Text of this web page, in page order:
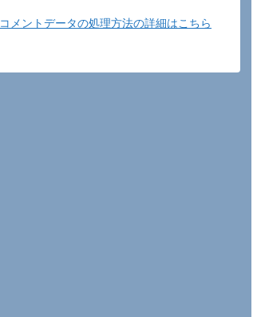
コメントデータの処理方法の詳細はこちら